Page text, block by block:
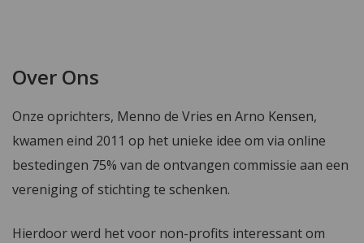
Over Ons
Onze oprichters, Menno de Vries en Arno Kensen,
kwamen eind 2011 op het unieke idee om via online
bestedingen 75% van de ontvangen commissie aan een
vereniging of stichting te schenken.
Hierdoor werd het voor non-profits interessant om